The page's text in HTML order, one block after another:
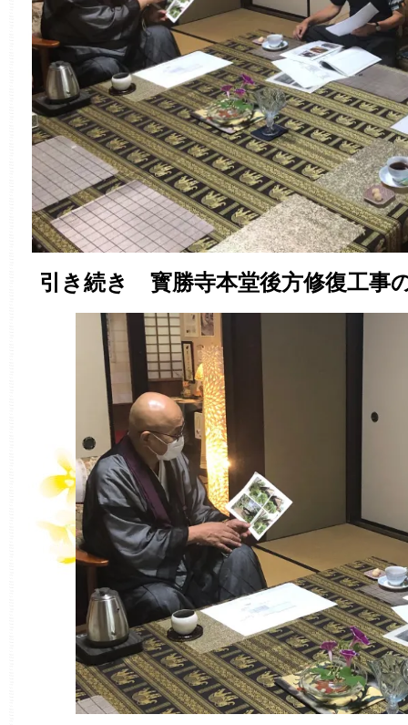
引き続き 寳勝寺本堂後方修復工事